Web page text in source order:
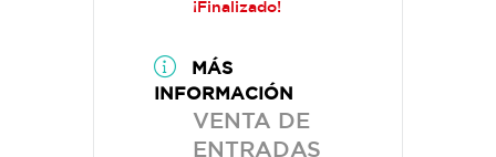
¡Finalizado!
MÁS
INFORMACIÓN
VENTA DE
ENTRADAS